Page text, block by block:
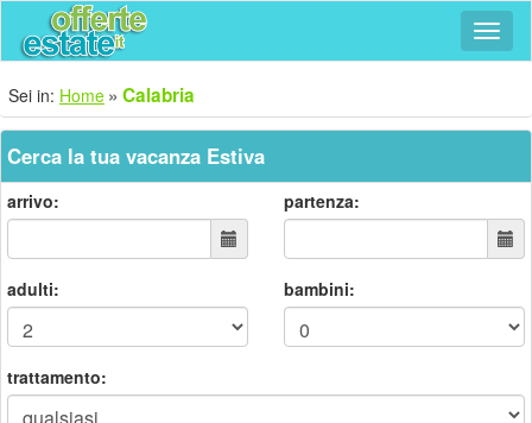
Sei in: Home Calabria
Cerca la tua vacanza Estiva
arrivo: partenza:
adulti: bambini:
trattamento: